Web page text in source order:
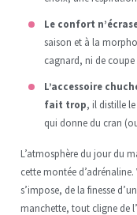
Le confort
saison et à la
cagnard, ni de
L’accessoire
fait trop, il distille
qui donne du cran
L’atmosphère du jour du
cette montée
s’impose, de la finesse
manchette, tout cligne de